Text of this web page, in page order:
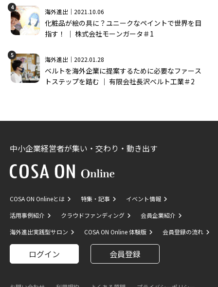
4
海外進出｜2021.10.06
化粧品が絵の具に？ユニークなペイントで世界を目
指す！ │ 株式会社モーンガータ＃1
5
海外進出｜2022.01.28
ベルトを海外企業に提案するために必要なファース
トステップを踏む │ 有限会社長沢ベルト工業＃2
中小企業経営者が集い・交わり・動き出す
COSA ON Onlineとは 特集・記事
イベント情報
活用事例紹介
クラウドファンディング
会員企業紹介
海外進出実践型サロン
COSA ON Online 体験版 会員登録の流れ
ログイン 会員登録